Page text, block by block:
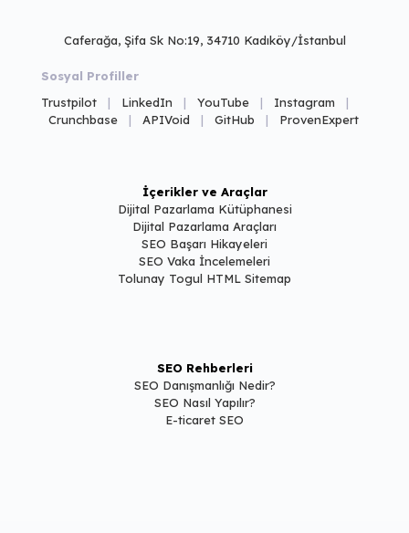
Caferağa, Şifa Sk No:19, 34710 Kadıköy/İstanbul
Sosyal Profiller
Trustpilot
| LinkedIn | YouTube | Instagram
|
Crunchbase
| APIVoid | GitHub | ProvenExpert
İçerikler ve Araçlar
Dijital Pazarlama Kütüphanesi
Dijital Pazarlama Araçları
SEO Başarı Hikayeleri
SEO Vaka İncelemeleri
Tolunay Togul HTML Sitemap
SEO Rehberleri
SEO Danışmanlığı Nedir?
SEO Nasıl Yapılır?
E-ticaret SEO